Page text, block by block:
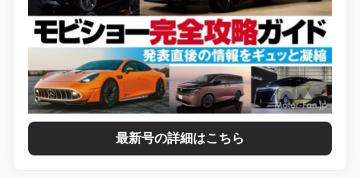
最新号の詳細はこちら